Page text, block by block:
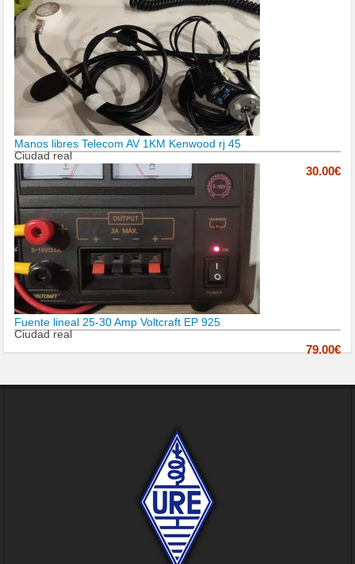
Manos libres Telecom AV 1KM Kenwood rj 45
Ciudad real
30.00€
Fuente lineal 25-30 Amp Voltcraft EP 925
Ciudad real
79.00€